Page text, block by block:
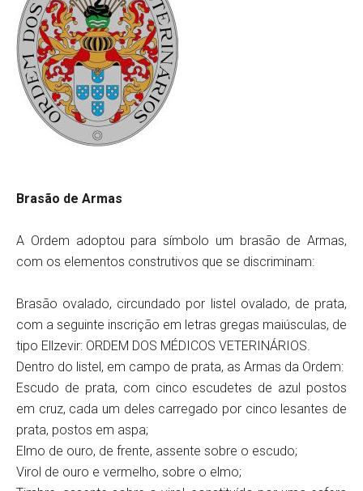
Brasão de Armas
A Ordem adoptou para símbolo um brasão de Armas,
com os elementos construtivos que se discriminam:
Brasão ovalado, circundado por listel ovalado, de prata,
com a seguinte inscrição em letras gregas maiúsculas, de
tipo Ellzevir: ORDEM DOS MÉDICOS VETERINÁRIOS.
Dentro do listel, em campo de prata, as Armas da Ordem:
Escudo de prata, com cinco escudetes de azul postos
em cruz, cada um deles carregado por cinco lesantes de
prata, postos em aspa;
Elmo de ouro, de frente, assente sobre o escudo;
Virol de ouro e vermelho, sobre o elmo;